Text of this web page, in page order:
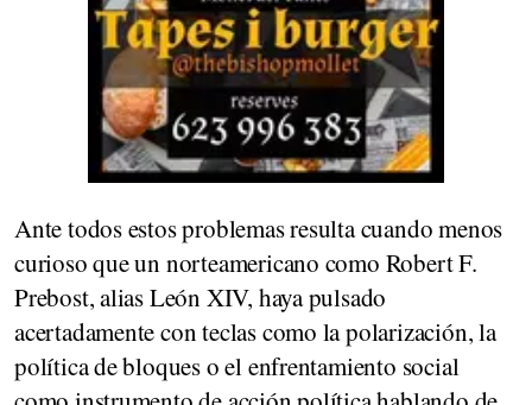
Ante todos estos problemas resulta cuando menos
curioso que un norteamericano como Robert F.
Prebost, alias León XIV, haya pulsado
acertadamente con teclas como la polarización, la
política de bloques o el enfrentamiento social